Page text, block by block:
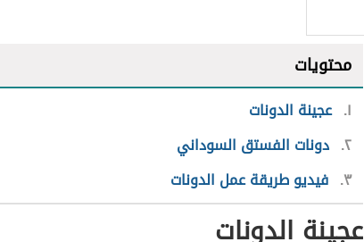
محتويات
١ عجينة الدونات
٢ دونات الفستق السوداني
٣ فيديو طريقة عمل الدونات
عجينة الدونات